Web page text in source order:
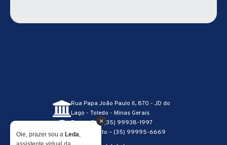
Rua Papa João Paulo II, 870 - JD do
Lago - Toledo - Minas Gerais
Recepção – (35) 99938-1997
Atendimento – (35) 99995-6669
×
Oie, prazer sou a Leda,